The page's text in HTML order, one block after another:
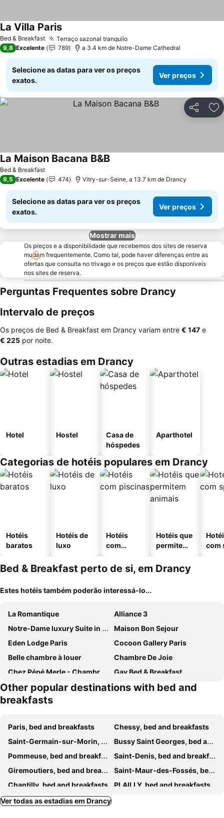
Bed & Breakfast Terraço sazonal tranquilo
La Villa Paris
9,8 Excelente 789 a 3.4 km de Notre-Dame Cathedral
Selecione as datas para ver os preços
exatos.
Ver preços
Partilhar
Bed & Breakfast
La Maison Bacana B&B
9,5 Excelente 474 Vitry-sur-Seine, a 13.7 km de Drancy
Selecione as datas para ver os preços
exatos.
Ver preços
Mostrar mais
Os preços e a disponibilidade que recebemos dos sites de reserva
mudam frequentemente. Como tal, pode haver diferenças entre as
ofertas que consulta no trivago e os preços que estão disponíveis
nos sites de reserva.
Perguntas Frequentes sobre Drancy
Intervalo de preços
Os preços de Bed & Breakfast em Drancy variam entre ‎€ 147 e
‎€ 225 por noite.
Outras estadias em Drancy
Hotel Hostel
Casa de
hóspedes
Aparthotel
Categorias de hotéis populares em Drancy
Hotéis
baratos
Hotéis de
luxo
Hotéis
com
Hotéis que
permitem
com
Bed & Breakfast perto de si, em Drancy
Estes hotéis também poderão interessá-lo...
La Romantique
Alliance 3
Notre-Dame luxury Suite in Saint-germain des prés Latin quarter
Maison Bon Sejour
Eden Lodge Paris
Cocoon Gallery Paris
Belle chambre à louer
Chambre De Joie
Chez Pépé Merle - Chambres d'hôtes au cœur de Paris
Gay Bed & Breakfast
52 Clichy
BED and BREAKFAST PARIS QUARTIER CHAMPS-ÉLYSÉES
Cosy Apartment Near Eiffel Tour
Le Jardin de Cécile et Benoit - Bed and Breakfast
Le Clos de la Pomponnette
Elegant and Comfortable Studio Jouvenet
Other popular destinations with bed and
breakfasts
Paris, bed and breakfasts
Chessy, bed and breakfasts
Saint-Germain-sur-Morin, bed and breakfasts
Bussy Saint Georges, bed and breakfasts
Pommeuse, bed and breakfasts
Saint-Denis, bed and breakfasts
Giremoutiers, bed and breakfasts
Saint-Maur-des-Fossés, bed and breakfasts
Chantilly, bed and breakfasts
PLAILLY, bed and breakfasts
Montry, bed and breakfasts
Ver todas as estadias em Drancy